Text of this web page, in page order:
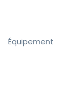
Équipement